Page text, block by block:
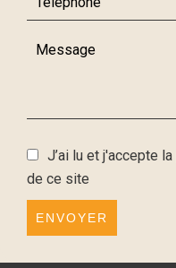
J’ai lu et j'accepte la
de ce site
ENVOYER